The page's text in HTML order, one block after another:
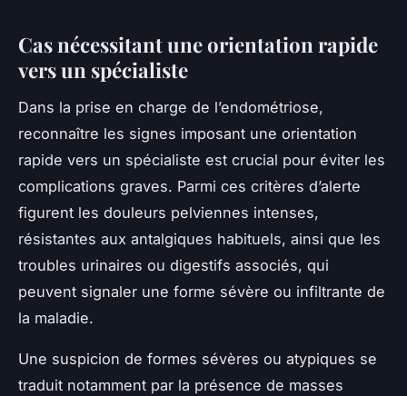
Cas nécessitant une orientation rapide
vers un spécialiste
Dans la prise en charge de l’endométriose,
reconnaître les signes imposant une orientation
rapide vers un spécialiste est crucial pour éviter les
complications graves. Parmi ces critères d’alerte
figurent les douleurs pelviennes intenses,
résistantes aux antalgiques habituels, ainsi que les
troubles urinaires ou digestifs associés, qui
peuvent signaler une forme sévère ou infiltrante de
la maladie.
Une suspicion de formes sévères ou atypiques se
traduit notamment par la présence de masses